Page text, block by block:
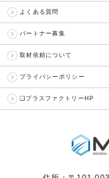
よくある質問
パートナー募集
取材依頼について
プライバシーポリシー
❏プラスファクトリーHP